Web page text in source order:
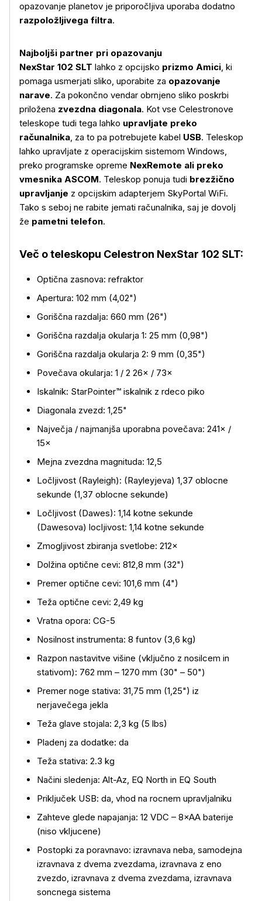
Več o izdelku
opazovanje planetov je priporočljiva uporaba dodatno
razpoložljivega filtra.
Najboljši partner pri opazovanju
NexStar 102 SLT lahko z opcijsko prizmo Amici, ki
pomaga usmerjati sliko, uporabite za opazovanje
narave. Za pokončno vendar obrnjeno sliko poskrbi
priložena zvezdna diagonala. Kot vse Celestronove
teleskope tudi tega lahko upravljate preko
računalnika, za to pa potrebujete kabel USB. Teleskop
lahko upravljate z operacijskim sistemom Windows,
preko programske opreme NexRemote ali preko
vmesnika ASCOM. Teleskop ponuja tudi brezžično
upravljanje z opcijskim adapterjem SkyPortal WiFi.
Tako s seboj ne rabite jemati računalnika, saj je dovolj
že pametni telefon.
Več o teleskopu Celestron NexStar 102 SLT:
Optična zasnova: refraktor
Apertura: 102 mm (4,02")
Goriščna razdalja: 660 mm (26")
Goriščna razdalja okularja 1: 25 mm (0,98")
Goriščna razdalja okularja 2: 9 mm (0,35")
Povečava okularja: 1 / 2 26× / 73×
Iskalnik: StarPointer™ iskalnik z rdeco piko
Diagonala zvezd: 1,25"
Največja / najmanjša uporabna povečava: 241× /
15×
Mejna zvezdna magnituda: 12,5
Ločljivost (Rayleigh): (Rayleyjeva) 1,37 oblocne
sekunde (1,37 oblocne sekunde)
Ločljivost (Dawes): 1,14 kotne sekunde
(Dawesova) locljivost: 1,14 kotne sekunde
Zmogljivost zbiranja svetlobe: 212×
Dolžina optične cevi: 812,8 mm (32")
Premer optične cevi: 101,6 mm (4")
Teža optične cevi: 2,49 kg
Vratna opora: CG-5
Nosilnost instrumenta: 8 funtov (3,6 kg)
Razpon nastavitve višine (vključno z nosilcem in
stativom): 762 mm – 1270 mm (30" – 50")
Premer noge stativa: 31,75 mm (1,25") iz
nerjavečega jekla
Teža glave stojala: 2,3 kg (5 lbs)
Pladenj za dodatke: da
Teža stativa: 2.3 kg
Načini sledenja: Alt-Az, EQ North in EQ South
Priključek USB: da, vhod na rocnem upravljalniku
Zahteve glede napajanja: 12 VDC – 8×AA baterije
(niso vkljucene)
Postopki za poravnavo: izravnava neba, samodejna
izravnava z dvema zvezdama, izravnava z eno
zvezdo, izravnava z dvema zvezdama, izravnava
soncnega sistema